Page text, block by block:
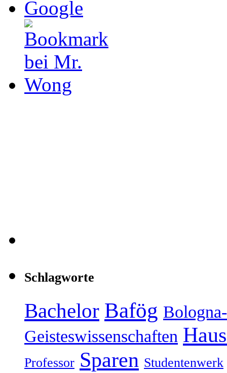
Schlagworte
Bachelor Bafög
Geisteswissenschaften
Professor Sparen Studentenwerk